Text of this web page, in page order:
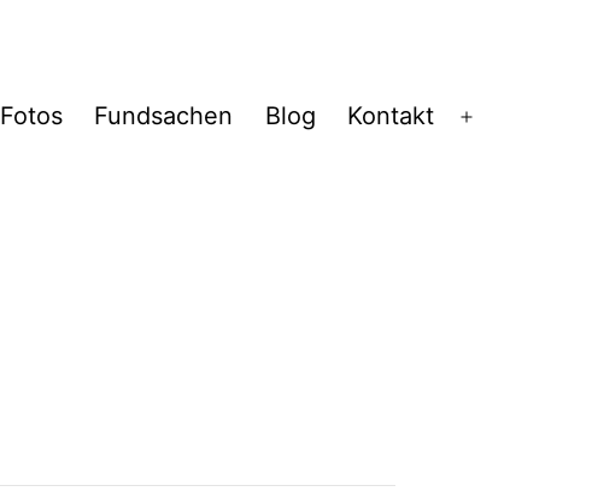
Fotos Fundsachen Blog Kontakt